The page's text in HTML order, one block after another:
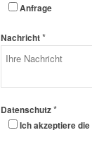
Anfrage
Nachricht*
Datenschutz*
Ich akzeptiere die